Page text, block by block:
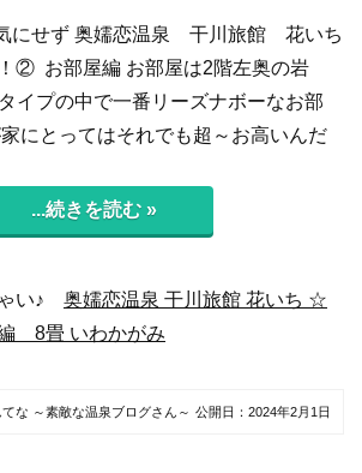
にせず 奥嬬恋温泉 干川旅館 花いち
② お部屋編 お部屋は2階左奥の岩
イプの中で一番リーズナボーなお部
にとってはそれでも超～お高いんだ
...続きを読む »
い♪ 奥嬬恋温泉 干川旅館 花いち ☆
8畳 いわかがみ
てな ～素敵な温泉ブログさん～ 公開日： 2024年2月1日